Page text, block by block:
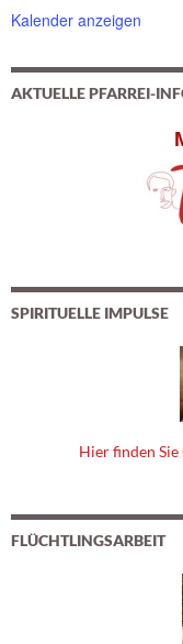
Kalender anzeigen
AKTUELLE PFARREI-
SPIRITUELLE IMPULSE
Hier finden
FLÜCHTLINGSARBEIT